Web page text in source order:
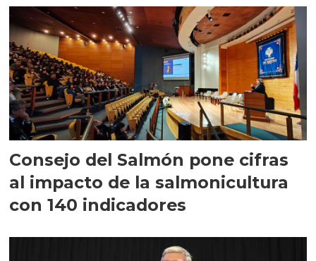
Consejo del Salmón pone cifras
al impacto de la salmonicultura
con 140 indicadores